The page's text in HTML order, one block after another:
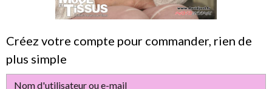
Créez votre compte pour commander, rien de
plus simple